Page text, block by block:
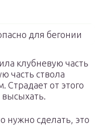
для бегонии
клубневую часть
часть ствола
Страдает от этого
высыхать.
нужно сделать, это